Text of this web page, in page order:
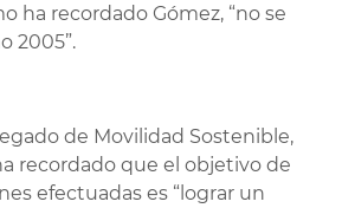
ha recordado Gómez, “no se
2005”.
de Movilidad Sostenible,
recordado que el objetivo de
efectuadas es “lograr un